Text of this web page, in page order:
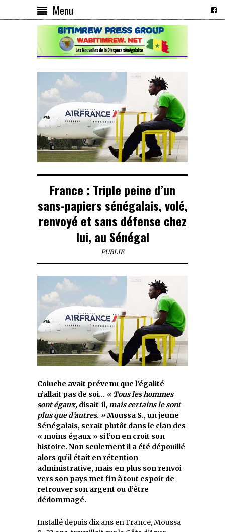
Menu
France : Triple peine d’un
sans-papiers sénégalais, volé,
renvoyé et sans défense chez
lui, au Sénégal
PUBLIE
Coluche avait prévenu que l’égalité
n’allait pas de soi… « Tous les hommes
sont égaux, disait-il,mais certains le sont
plus que d’autres. »Moussa S., un jeune
Sénégalais, serait plutôt dans le clan des
« moins égaux » si l’on en croit son
histoire. Non seulement il a été dépouillé
alors qu’il était en rétention
administrative, mais en plus son renvoi
vers son pays met fin à tout espoir de
retrouver son argent ou d’être
dédommagé.
Installé depuis dix ans en France, Moussa